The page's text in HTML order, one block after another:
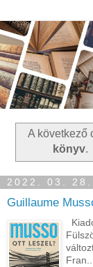
A következő
könyv.
2022. 03. 28.
Guillaume
Fran...